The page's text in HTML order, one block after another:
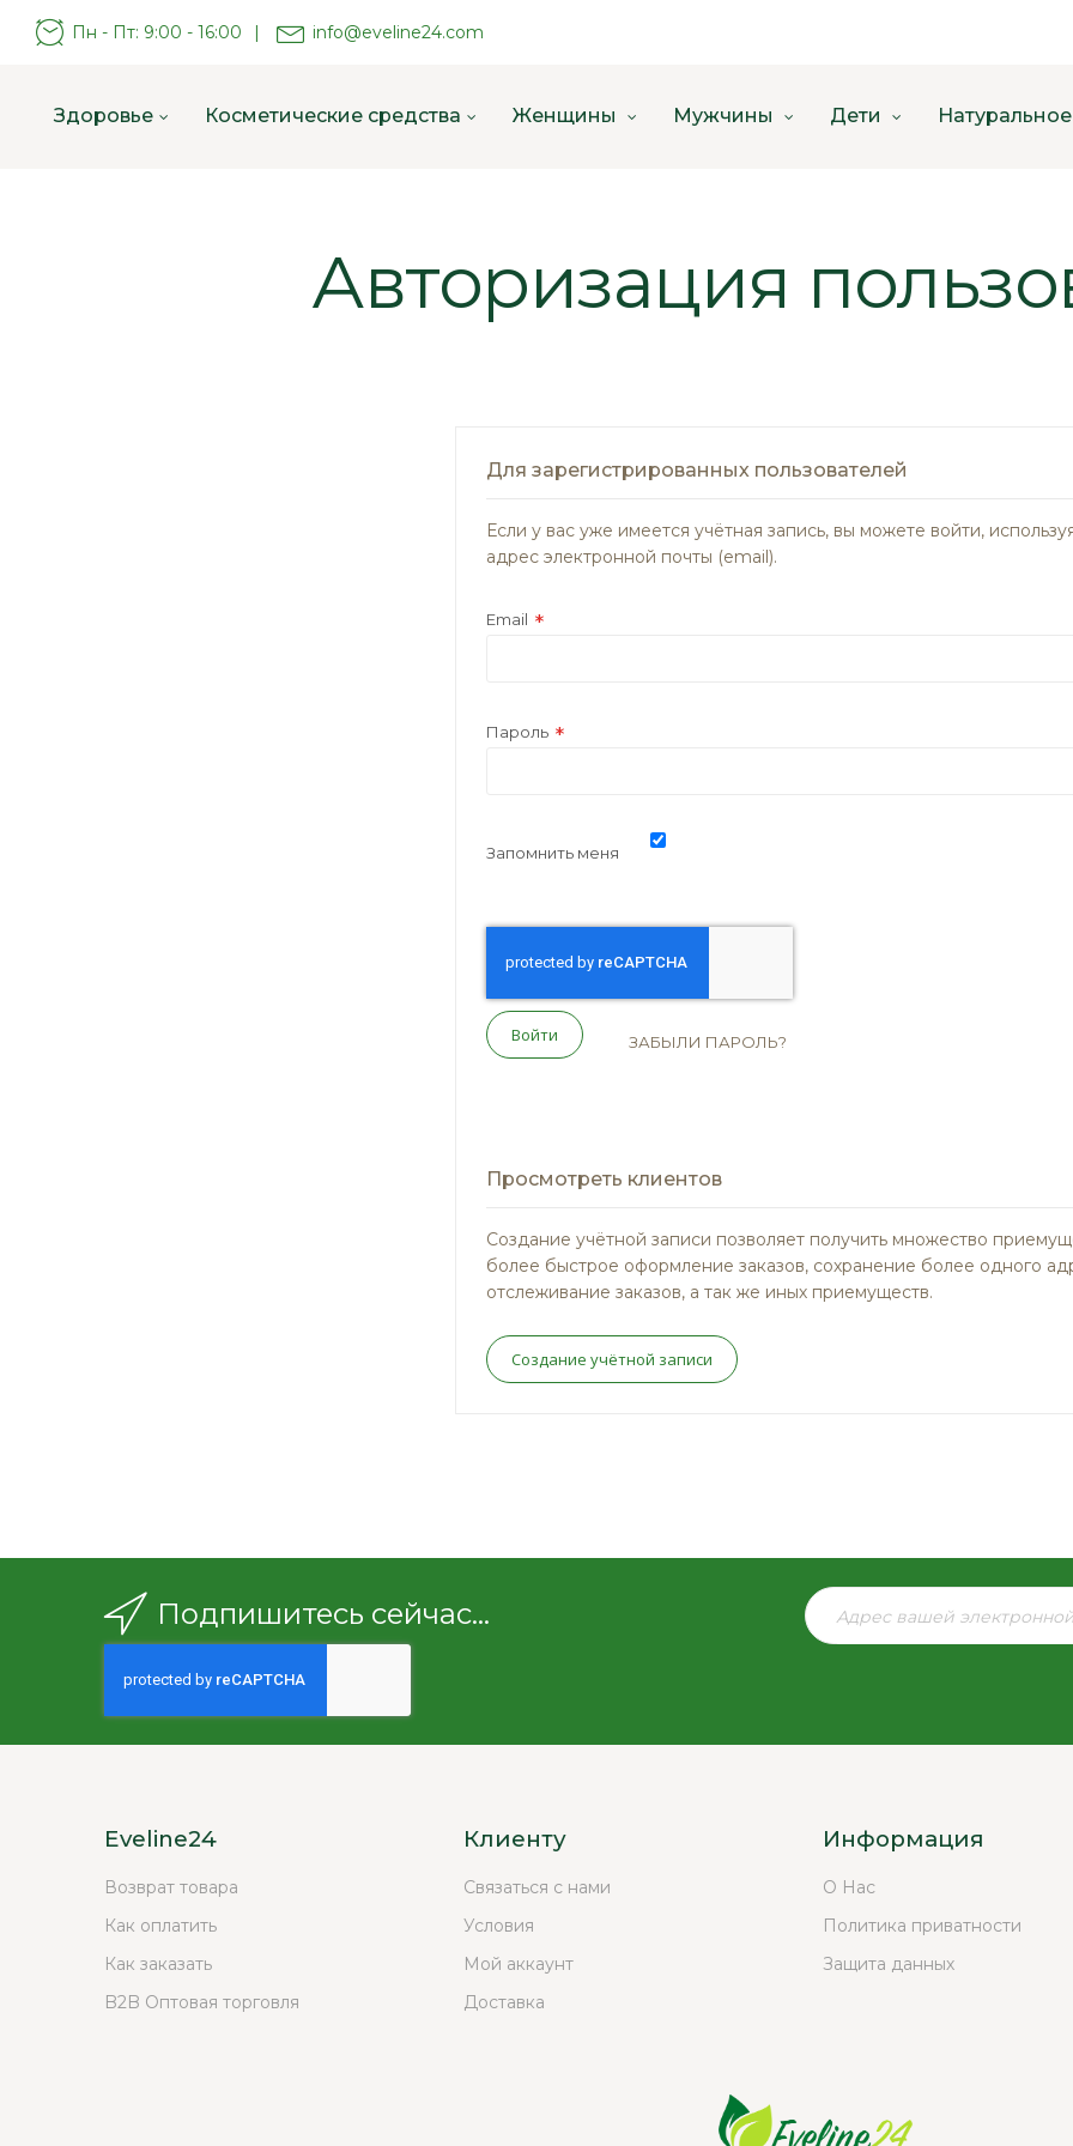
Пн - Пт: 9:00 - 16:00 | info@eveline24.com
Здоровье Косметические средства Женщины Мужчины Дети
Авторизация
Для зарегистрированных пользователей
Если у вас уже имеется учётная запись, вы можете войти,
адрес электронной почты (email).
Email
Пароль
Запомнить меня
Войти ЗАБЫЛИ ПАРОЛЬ?
Просмотреть клиентов
Создание учётной записи позволяет получить множество
более быстрое оформление заказов, сохранение более одного
отслеживание заказов, а так же иных приемуществ.
Создание учётной записи
Подпишитесь сейчас...
Eveline24
Возврат товара
Как оплатить
Как заказать
B2B Оптовая торговля
Клиенту
Связаться с нами
Условия
Мой аккаунт
Доставка
Информация
О Нас
Политика приватности
Защита данных